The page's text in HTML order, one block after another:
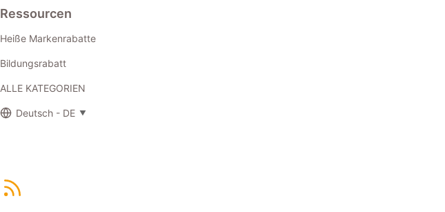
Ressourcen
Heiße Markenrabatte
Bildungsrabatt
ALLE KATEGORIEN
Deutsch - DE